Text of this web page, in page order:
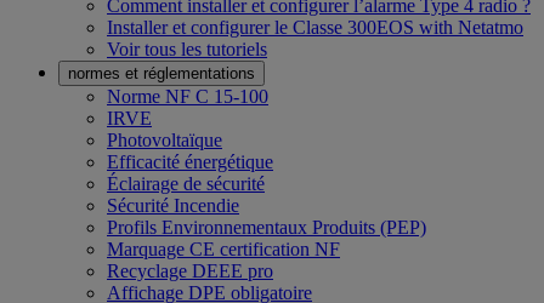
Comment installer et configurer l’alarme Type 4 radio ?
Installer et configurer le Classe 300EOS with Netatmo
Voir tous les tutoriels
normes et réglementations
Norme NF C 15-100
IRVE
Photovoltaïque
Efficacité énergétique
Éclairage de sécurité
Sécurité Incendie
Profils Environnementaux Produits (PEP)
Marquage CE certification NF
Recyclage DEEE pro
Affichage DPE obligatoire